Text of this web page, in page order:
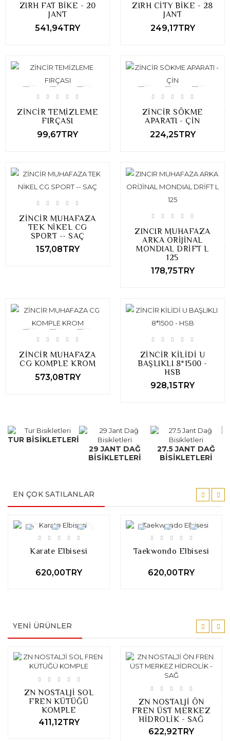
ZIRH FAT BİKE - 20
JANT
541,94TRY
ZIRH CİTY BİKE - 28
JANT
249,17TRY
ZİNCİR TEMİZLEME
FIRÇASI
99,67TRY
ZİNCİR SÖKME
APARATI - ÇİN
224,25TRY
ZİNCİR MUHAFAZA
TEK NİKEL CG
SPORT -- SAÇ
157,08TRY
ZINCIR MUHAFAZA
ARKA ORİJİNAL
MONDIAL DRİFT L
125
178,75TRY
ZİNCİR MUHAFAZA
CG KOMPLE KROM
573,08TRY
ZİNCİR KİLİDİ U
BAŞLIKLI 8*1500 -
HSB
928,15TRY
TUR BISIKLETLERI
29 JANT DAĞ
BISIKLETLERI
27.5 JANT DAĞ
BISIKLETLERI
EN ÇOK SATILANLAR
Karate Elbisesi
620,00TRY
Taekwondo Elbisesi
620,00TRY
YENI ÜRÜNLER
ZN NOSTALJİ SOL
FREN KÜTÜĞÜ
KOMPLE
411,12TRY
ZN NOSTALJİ ÖN
FREN ÜST MERKEZ
HİDROLİK - SAĞ
622,92TRY